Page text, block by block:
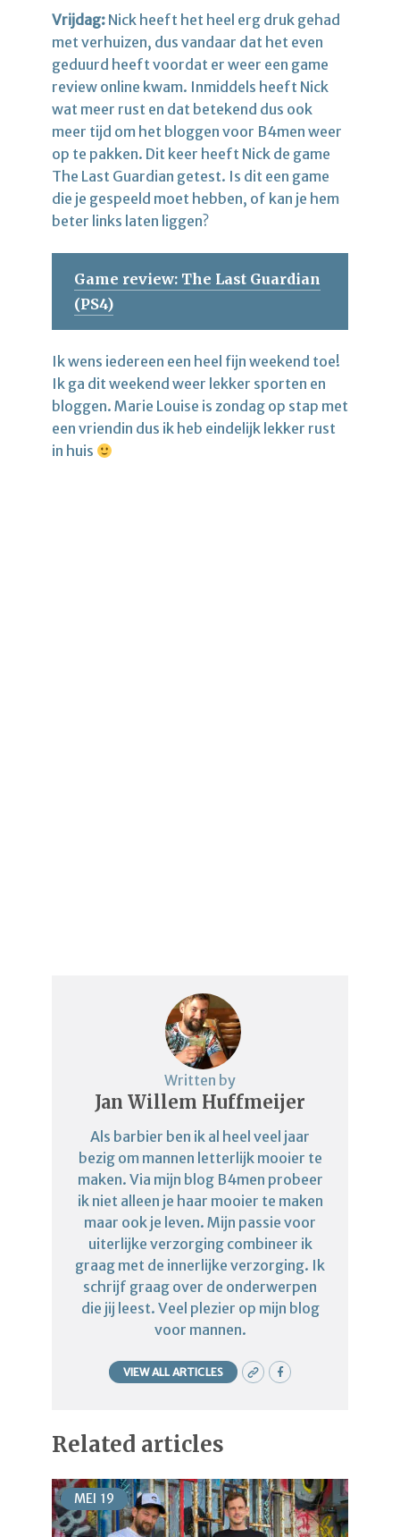
Vrijdag: Nick heeft het heel erg druk gehad
met verhuizen, dus vandaar dat het even
geduurd heeft voordat er weer een game
review online kwam. Inmiddels heeft Nick
wat meer rust en dat betekend dus ook
meer tijd om het bloggen voor B4men weer
op te pakken. Dit keer heeft Nick de game
The Last Guardian getest. Is dit een game
die je gespeeld moet hebben, of kan je hem
beter links laten liggen?
Game review: The Last Guardian
(PS4)
Ik wens iedereen een heel fijn weekend toe!
Ik ga dit weekend weer lekker sporten en
bloggen. Marie Louise is zondag op stap met
een vriendin dus ik heb eindelijk lekker rust
in huis
Written by
Jan Willem Huffmeijer
Als barbier ben ik al heel veel jaar
bezig om mannen letterlijk mooier te
maken. Via mijn blog B4men probeer
ik niet alleen je haar mooier te maken
maar ook je leven. Mijn passie voor
uiterlijke verzorging combineer ik
graag met de innerlijke verzorging. Ik
schrijf graag over de onderwerpen
die jij leest. Veel plezier op mijn blog
voor mannen.
VIEW ALL ARTICLES
Related articles
MEI 19